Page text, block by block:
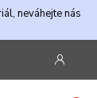
neváhejte nás